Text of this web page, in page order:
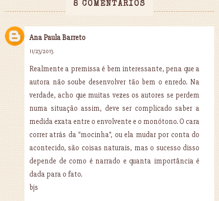
8 COMENTÁRIOS
Ana Paula Barreto
11/23/2013
Realmente a premissa é bem interessante, pena que a
autora não soube desenvolver tão bem o enredo. Na
verdade, acho que muitas vezes os autores se perdem
numa situação assim, deve ser complicado saber a
medida exata entre o envolvente e o monótono. O cara
correr atrás da "mocinha", ou ela mudar por conta do
acontecido, são coisas naturais, mas o sucesso disso
depende de como é narrado e quanta importância é
dada para o fato.
bjs